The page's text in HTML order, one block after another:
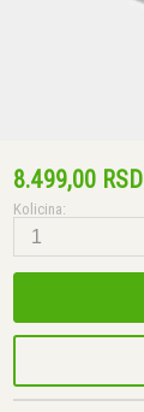
8.499,00 RSD
Kolicina: